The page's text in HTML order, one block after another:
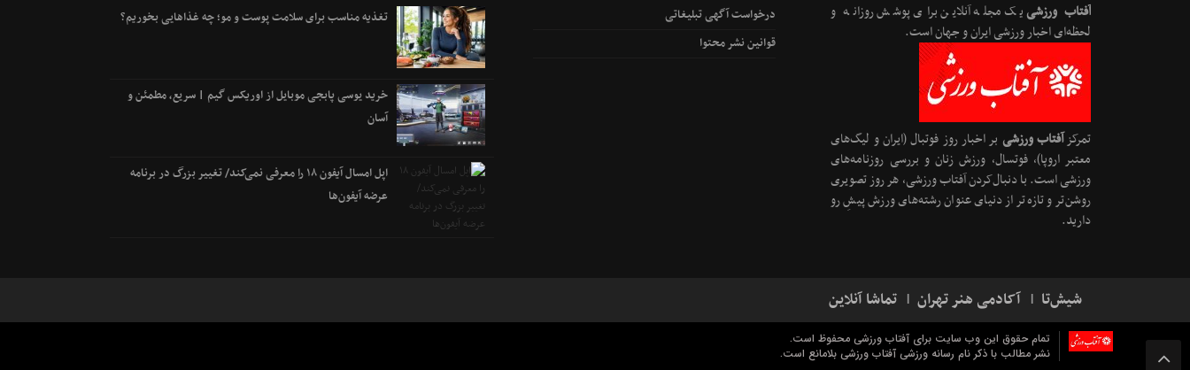
آفتاب ورزشییک مجله آنلاین برای پوشش روزانه و
لحظه‌ای اخبار ورزشی ایران و جهان است.
تمرکزآفتاب ورزشی بر اخبار روز فوتبال (ایران و لیگ‌های
معتبر اروپا)، فوتسال، ورزش زنان و بررسی روزنامه‌های
ورزشی است. با دنبال‌کردن آفتاب ورزشی، هر روز تصویری
روشن‌تر و تازه‌تر از دنیای عنوان رشته‌های ورزش پیشِ رو
دارید.
درخواست آگهی تبلیغاتی
قوانین نشر محتوا
تغذیه مناسب برای سلامت پوست و مو؛ چه غذاهایی بخوریم؟
خرید یوسی پابجی موبایل از اوریکس گیم | سریع، مطمئن و
آسان
اپل امسال آیفون ۱۸ را معرفی نمی‌کند/ تغییر بزرگ در برنامه
عرضه آیفون‌ها
شیش‌تا آکادمی هنر تهران تماشا آنلاین
تمام حقوق این وب سایت برای آفتاب ورزشی محفوظ است.
نشر مطالب با ذکر نام رسانه ورزشی آفتاب ورزشی بلامانع است.